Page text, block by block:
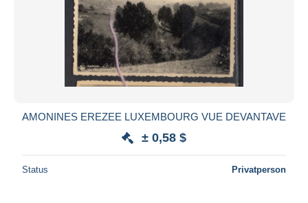
AMONINES EREZEE LUXEMBOURG VUE DEVANTAVE
± 0,58 $
Status Privatperson